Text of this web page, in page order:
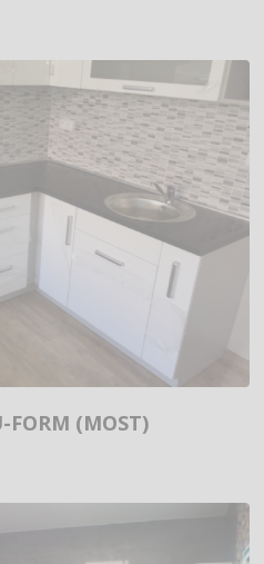
FORM (MOST)